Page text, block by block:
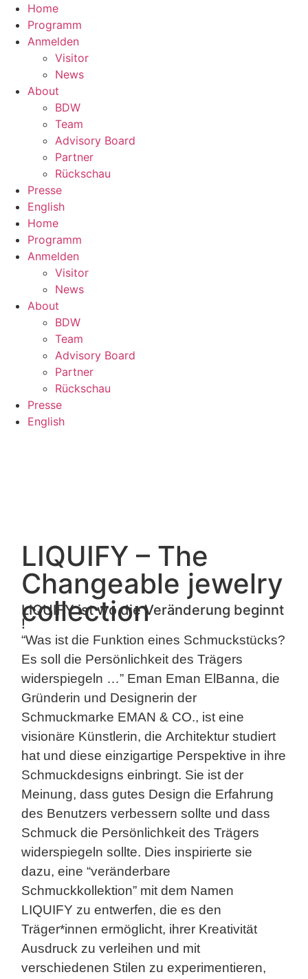
Home
Programm
Anmelden
Visitor
News
About
BDW
Team
Advisory Board
Partner
Rückschau
Presse
English
Home
Programm
Anmelden
Visitor
News
About
BDW
Team
Advisory Board
Partner
Rückschau
Presse
English
LIQUIFY – The
Changeable jewelry
collection
LIQUIFY ist wo die Veränderung beginnt
!
“Was ist die Funktion eines Schmuckstücks?
Es soll die Persönlichkeit des Trägers
widerspiegeln …” Eman Eman ElBanna, die
Gründerin und Designerin der
Schmuckmarke EMAN & CO., ist eine
visionäre Künstlerin, die Architektur studiert
hat und diese einzigartige Perspektive in ihre
Schmuckdesigns einbringt. Sie ist der
Meinung, dass gutes Design die Erfahrung
des Benutzers verbessern sollte und dass
Schmuck die Persönlichkeit des Trägers
widerspiegeln sollte. Dies inspirierte sie
dazu, eine “veränderbare
Schmuckkollektion” mit dem Namen
LIQUIFY zu entwerfen, die es den
Träger*innen ermöglicht, ihrer Kreativität
Ausdruck zu verleihen und mit
verschiedenen Stilen zu experimentieren,